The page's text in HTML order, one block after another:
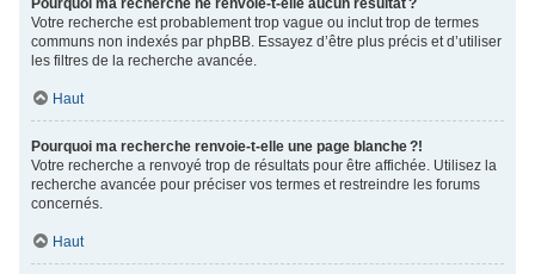
Pourquoi ma recherche ne renvoie-t-elle aucun résultat ?
Votre recherche est probablement trop vague ou inclut trop de termes
communs non indexés par phpBB. Essayez d’être plus précis et d’utiliser
les filtres de la recherche avancée.
Haut
Pourquoi ma recherche renvoie-t-elle une page blanche ?!
Votre recherche a renvoyé trop de résultats pour être affichée. Utilisez la
recherche avancée pour préciser vos termes et restreindre les forums
concernés.
Haut